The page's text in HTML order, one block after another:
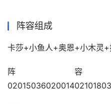
阵容组成
卡莎+小鱼人+奥恩+小木灵
阵